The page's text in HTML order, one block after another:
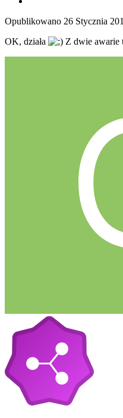
Opublikowano 26 Stycznia
OK, działa
Z dwie awarie